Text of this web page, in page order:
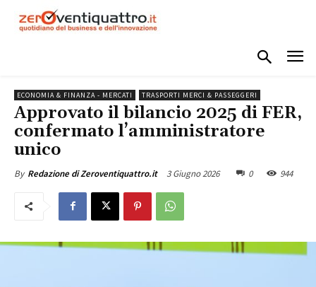
ECONOMIA & FINANZA - MERCATI TRASPORTI MERCI & PASSEGGERI
Approvato il bilancio 2025 di FER,
confermato l’amministratore
unico
By Redazione di Zeroventiquattro.it 3 Giugno 2026 0 944